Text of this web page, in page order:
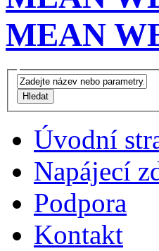
MEAN
Úvodní
Napájecí
Podpora
Kontakt